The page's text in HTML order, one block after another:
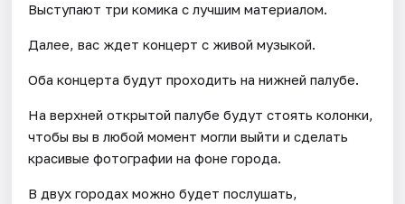
Выступают три комика с лучшим материалом.
Далее, вас ждет концерт с живой музыкой.
Оба концерта будут проходить на нижней палубе.
На верхней открытой палубе будут стоять колонки,
чтобы вы в любой момент могли выйти и сделать
красивые фотографии на фоне города.
В двух городах можно будет послушать,